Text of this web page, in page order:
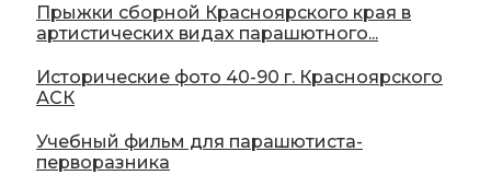
Прыжки сборной Красноярского края в
артистических видах парашютного...
Исторические фото 40-90 г. Красноярского
АСК
Учебный фильм для парашютиста-
перворазника